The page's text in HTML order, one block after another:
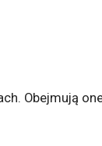
Obejmują